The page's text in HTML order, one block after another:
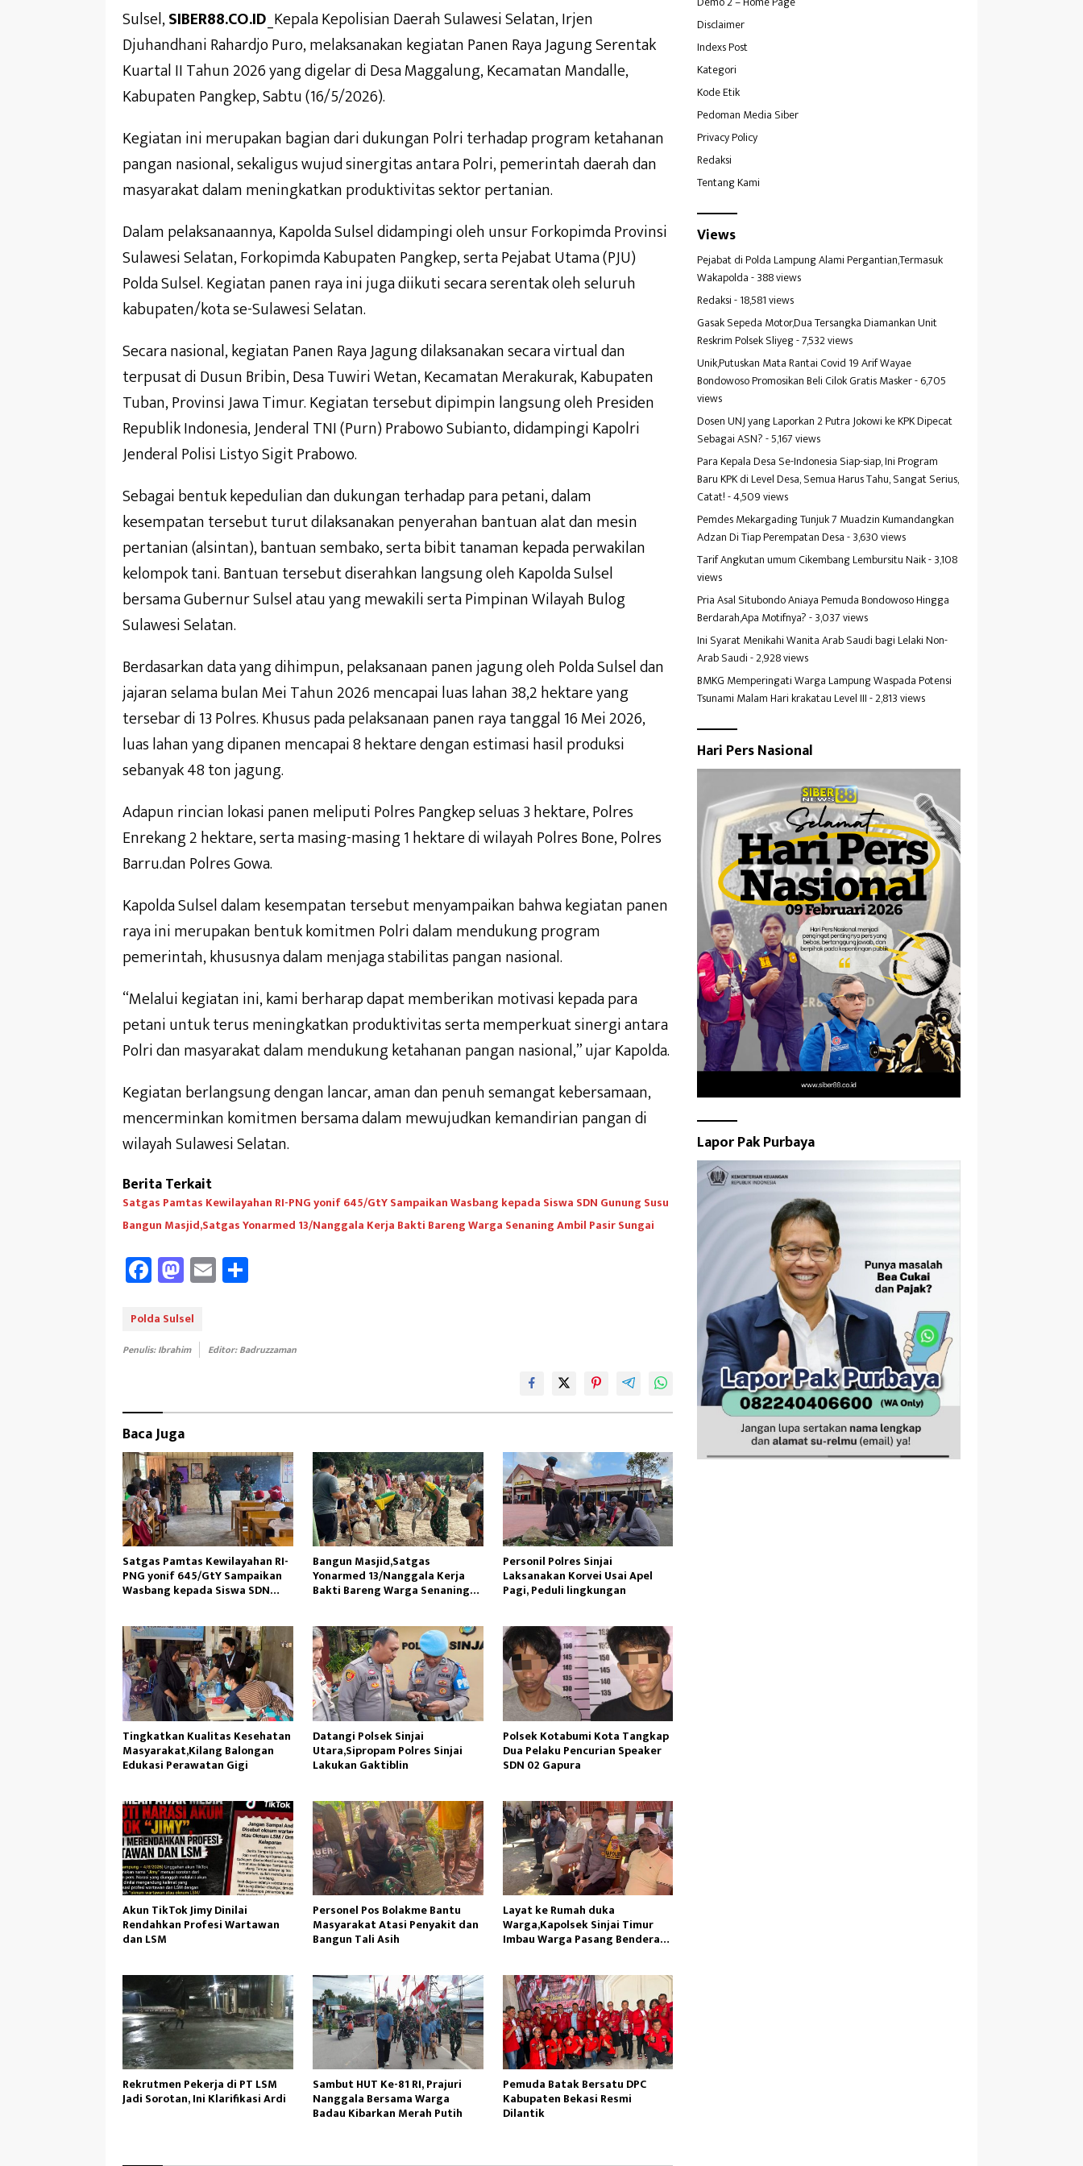
Sulsel,SIBER88.CO.ID _Kepala Kepolisian Daerah Sulawesi Selatan, Irjen
Djuhandhani Rahardjo Puro, melaksanakan kegiatan Panen Raya Jagung Serentak
Kuartal II Tahun 2026 yang digelar di Desa Maggalung, Kecamatan Mandalle,
Kabupaten Pangkep, Sabtu (16/5/2026).
Kegiatan ini merupakan bagian dari dukungan Polri terhadap program ketahanan
pangan nasional, sekaligus wujud sinergitas antara Polri, pemerintah daerah dan
masyarakat dalam meningkatkan produktivitas sektor pertanian.
Dalam pelaksanaannya, Kapolda Sulsel didampingi oleh unsur Forkopimda Provinsi
Sulawesi Selatan, Forkopimda Kabupaten Pangkep, serta Pejabat Utama (PJU)
Polda Sulsel. Kegiatan panen raya ini juga diikuti secara serentak oleh seluruh
kabupaten/kota se-Sulawesi Selatan.
Secara nasional, kegiatan Panen Raya Jagung dilaksanakan secara virtual dan
terpusat di Dusun Bribin, Desa Tuwiri Wetan, Kecamatan Merakurak, Kabupaten
Tuban, Provinsi Jawa Timur. Kegiatan tersebut dipimpin langsung oleh Presiden
Republik Indonesia, Jenderal TNI (Purn) Prabowo Subianto, didampingi Kapolri
Jenderal Polisi Listyo Sigit Prabowo.
Sebagai bentuk kepedulian dan dukungan terhadap para petani, dalam
kesempatan tersebut turut dilaksanakan penyerahan bantuan alat dan mesin
pertanian (alsintan), bantuan sembako, serta bibit tanaman kepada perwakilan
kelompok tani. Bantuan tersebut diserahkan langsung oleh Kapolda Sulsel
bersama Gubernur Sulsel atau yang mewakili serta Pimpinan Wilayah Bulog
Sulawesi Selatan.
Berdasarkan data yang dihimpun, pelaksanaan panen jagung oleh Polda Sulsel dan
jajaran selama bulan Mei Tahun 2026 mencapai luas lahan 38,2 hektare yang
tersebar di 13 Polres. Khusus pada pelaksanaan panen raya tanggal 16 Mei 2026,
luas lahan yang dipanen mencapai 8 hektare dengan estimasi hasil produksi
sebanyak 48 ton jagung.
Adapun rincian lokasi panen meliputi Polres Pangkep seluas 3 hektare, Polres
Enrekang 2 hektare, serta masing-masing 1 hektare di wilayah Polres Bone, Polres
Barru.dan Polres Gowa.
Kapolda Sulsel dalam kesempatan tersebut menyampaikan bahwa kegiatan panen
raya ini merupakan bentuk komitmen Polri dalam mendukung program
pemerintah, khususnya dalam menjaga stabilitas pangan nasional.
“Melalui kegiatan ini, kami berharap dapat memberikan motivasi kepada para
petani untuk terus meningkatkan produktivitas serta memperkuat sinergi antara
Polri dan masyarakat dalam mendukung ketahanan pangan nasional,” ujar Kapolda.
Kegiatan berlangsung dengan lancar, aman dan penuh semangat kebersamaan,
mencerminkan komitmen bersama dalam mewujudkan kemandirian pangan di
wilayah Sulawesi Selatan.
Berita Terkait
Satgas Pamtas Kewilayahan RI-PNG yonif 645/GtY Sampaikan Wasbang kepada Siswa SDN Gunung Susu
Bangun Masjid,Satgas Yonarmed 13/Nanggala Kerja Bakti Bareng Warga Senaning Ambil Pasir Sungai
Fa
ce
b
oo
M
as
to
d
E
m
Polda Sulsel
Penulis: Ibrahim Editor: Badruzzaman
Baca Juga
Satgas Pamtas Kewilayahan RI-
PNG yonif 645/GtY Sampaikan
Wasbang kepada Siswa SDN
Bangun Masjid,Satgas
Yonarmed 13/Nanggala Kerja
Bakti Bareng Warga Senaning
Personil Polres Sinjai
Laksanakan Korvei Usai Apel
Pagi, Peduli lingkungan
Tingkatkan Kualitas Kesehatan
Masyarakat,Kilang Balongan
Edukasi Perawatan Gigi
Datangi Polsek Sinjai
Utara,Sipropam Polres Sinjai
Lakukan Gaktiblin
Polsek Kotabumi Kota Tangkap
Dua Pelaku Pencurian Speaker
SDN 02 Gapura
Akun TikTok Jimy Dinilai
Rendahkan Profesi Wartawan
dan LSM
Personel Pos Bolakme Bantu
Masyarakat Atasi Penyakit dan
Bangun Tali Asih
Layat ke Rumah duka
Warga,Kapolsek Sinjai Timur
Imbau Warga Pasang Bendera
Rekrutmen Pekerja di PT LSM
Jadi Sorotan, Ini Klarifikasi Ardi
Sambut HUT Ke-81 RI, Prajuri
Nanggala Bersama Warga
Badau Kibarkan Merah Putih
Pemuda Batak Bersatu DPC
Kabupaten Bekasi Resmi
Dilantik
Disclaimer
Indexs Post
Kategori
Kode Etik
Pedoman Media Siber
Privacy Policy
Redaksi
Tentang Kami
Views
Pejabat di Polda Lampung Alami Pergantian,Termasuk
Wakapolda- 388 views
Redaksi- 18,581 views
Gasak Sepeda Motor,Dua Tersangka Diamankan Unit
Reskrim Polsek Sliyeg- 7,532 views
Unik,Putuskan Mata Rantai Covid 19 Arif Wayae
Bondowoso Promosikan Beli Cilok Gratis Masker- 6,705
views
Dosen UNJ yang Laporkan 2 Putra Jokowi ke KPK Dipecat
Sebagai ASN?- 5,167 views
Para Kepala Desa Se-Indonesia Siap-siap, Ini Program
Baru KPK di Level Desa, Semua Harus Tahu, Sangat Serius,
Catat!- 4,509 views
Pemdes Mekargading Tunjuk 7 Muadzin Kumandangkan
Adzan Di Tiap Perempatan Desa- 3,630 views
Tarif Angkutan umum Cikembang Lembursitu Naik- 3,108
views
Pria Asal Situbondo Aniaya Pemuda Bondowoso Hingga
Berdarah,Apa Motifnya?- 3,037 views
Ini Syarat Menikahi Wanita Arab Saudi bagi Lelaki Non-
Arab Saudi- 2,928 views
BMKG Memperingati Warga Lampung Waspada Potensi
Tsunami Malam Hari krakatau Level III- 2,813 views
Hari Pers Nasional
Lapor Pak Purbaya